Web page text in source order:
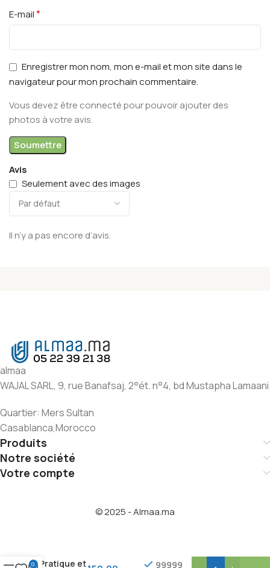
Avis
Seulement avec des images
Il n’y a pas encore d’avis.
E-mail*
Enregistrer mon nom, mon e-mail et mon site dans le
navigateur pour mon prochain commentaire.
Vous devez être connecté pour pouvoir ajouter des
photos à votre avis.
almaa
WAJAL SARL, 9, rue Banafsaj, 2°ét. n°4, bd Mustapha Lamaani
Quartier: Mers Sultan
Casablanca,Morocco
Produits
Notre société
Votre compte
© 2025 - Almaa.ma
Pratique et
99999
0